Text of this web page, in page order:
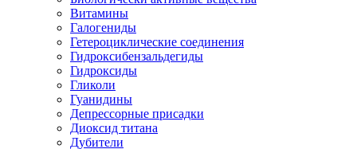
Витамины
Галогениды
Гетероциклические соединения
Гидроксибензальдегиды
Гидроксиды
Гликоли
Гуанидины
Депрессорные присадки
Диоксид титана
Дубители